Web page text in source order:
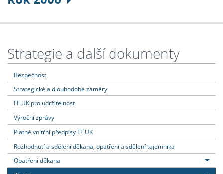
Strategie a další dokumenty
Bezpečnost
Strategické a dlouhodobé záměry
FF UK pro udržitelnost
Výroční zprávy
Platné vnitřní předpisy FF UK
Rozhodnutí a sdělení děkana, opatření a sdělení tajemníka
Opatření děkana